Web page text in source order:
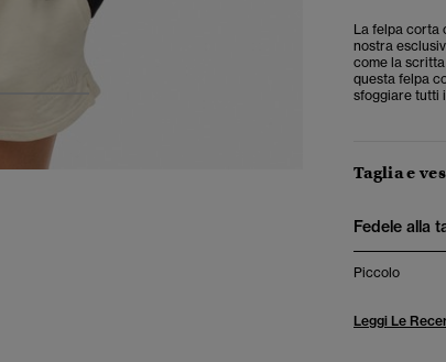
La felpa corta
nostra
come la
questa felpa
sfoggiare tutti
Taglia e
Fedele alla
Piccolo
Leggi Le